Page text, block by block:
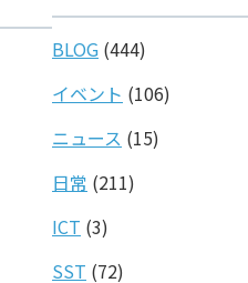
BLOG (444)
イベント (106)
ニュース (15)
日常 (211)
ICT (3)
SST (72)